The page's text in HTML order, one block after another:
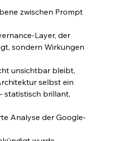
zwischen Prompt
Layer, der
sondern Wirkungen
unsichtbar bleibt,
selbst ein
statistisch brillant,
Analyse der Google-